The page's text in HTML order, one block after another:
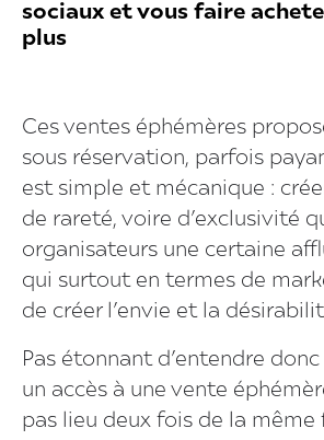
sociaux et vous faire
plus
Ces ventes éphémères
sous réservation, parfois
est simple et mécanique :
de rareté, voire d’exclusivité
organisateurs une certaine
qui surtout en termes de
de créer l’envie et la
Pas étonnant d’entendre donc
un accès à une vente
pas lieu deux fois de la même